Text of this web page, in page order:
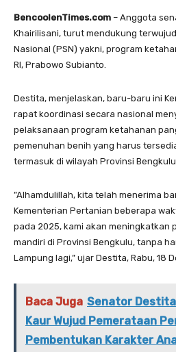
BencoolenTimes.com – Anggota
Khairilisani, turut mendukung
Nasional (PSN) yakni, program
RI, Prabowo Subianto.
Destita, menjelaskan, baru-baru ini
rapat koordinasi secara nasional
pelaksanaan program ketahanan
pemenuhan benih yang harus
termasuk di wilayah Provinsi
”Alhamdulillah, kita telah menerima
Kementerian Pertanian beberapa
pada 2025, kami akan meningkatkan
mandiri di Provinsi Bengkulu, tanpa
Lampung lagi,” ujar Destita, Rabu, 18
Baca Juga Senator
Kaur Wujud Pemerataan
Pembentukan Karakter